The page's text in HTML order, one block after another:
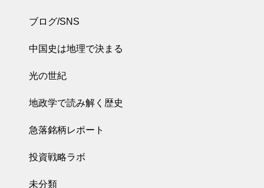
ブログ/SNS
中国史は地理で決まる
光の世紀
地政学で読み解く歴史
急落銘柄レポート
投資戦略ラボ
未分類